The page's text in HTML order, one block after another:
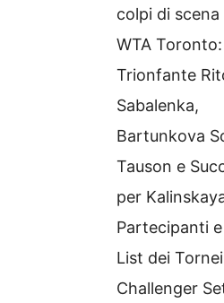
colpi di scena
WTA Toronto:
Trionfante
Sabalenka,
Bartunkova
Tauson e
per
Partecipanti
List dei
Challenger